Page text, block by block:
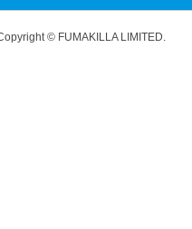
© FUMAKILLA LIMITED.